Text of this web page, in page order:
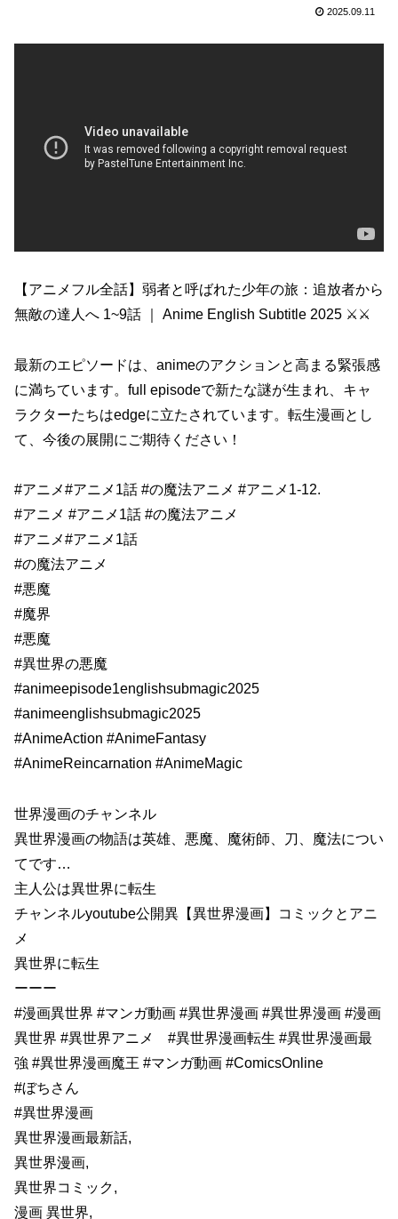
2025.09.11
【アニメフル全話】弱者と呼ばれた少年の旅：追放者から
無敵の達人へ 1~9話 ｜ Anime English Subtitle 2025 ⚔️⚔️
最新のエピソードは、animeのアクションと高まる緊張感
に満ちています。full episodeで新たな謎が生まれ、キャ
ラクターたちはedgeに立たされています。転生漫画とし
て、今後の展開にご期待ください！
#アニメ​​#アニメ1話​ #の魔法アニメ #アニメ1-12.
#アニメ​​ #アニメ1話 #の魔法アニメ
#アニメ​​#アニメ1話
​#の魔法アニメ
#悪魔
#魔界
#悪魔
#異世界の悪魔
#animeepisode1englishsubmagic2025
#animeenglishsubmagic2025
#AnimeAction #AnimeFantasy
#AnimeReincarnation #AnimeMagic
世界漫画のチャンネル
異世界漫画の物語は英雄、悪魔、魔術師、刀、魔法につい
てです…
主人公は異世界に転生
チャンネルyoutube公開異【異世界漫画】コミックとアニ
メ
異世界に転生
ーーー
#漫画異世界 #マンガ動画 #異世界漫画 #異世界漫画 #漫画
異世界 #異世界アニメ #異世界漫画転生 #異世界漫画最
強 #異世界漫画魔王 #マンガ動画 #ComicsOnline
#ぼちさん
#異世界漫画
異世界漫画最新話,
異世界漫画,
異世界コミック,
漫画 異世界,